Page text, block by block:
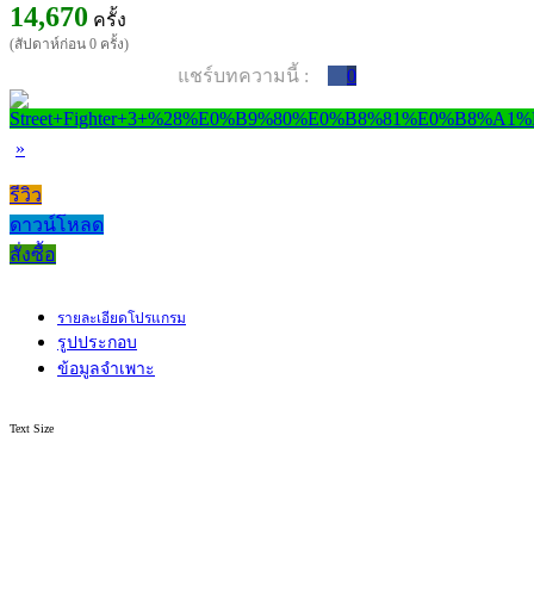
14,670 ครั้ง
(สัปดาห์ก่อน 0 ครั้ง)
แชร์บทความนี้ : 0
»
รีวิว
ดาวน์โหลด
สั่งซื้อ
รายละเอียดโปรแกรม
รูปประกอบ
ข้อมูลจำเพาะ
Text Size